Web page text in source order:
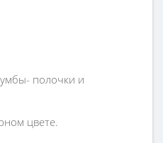
полочки и
цвете.